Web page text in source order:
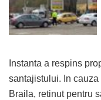
Instanta a respins
santajistului. In
Braila, retinut pentru